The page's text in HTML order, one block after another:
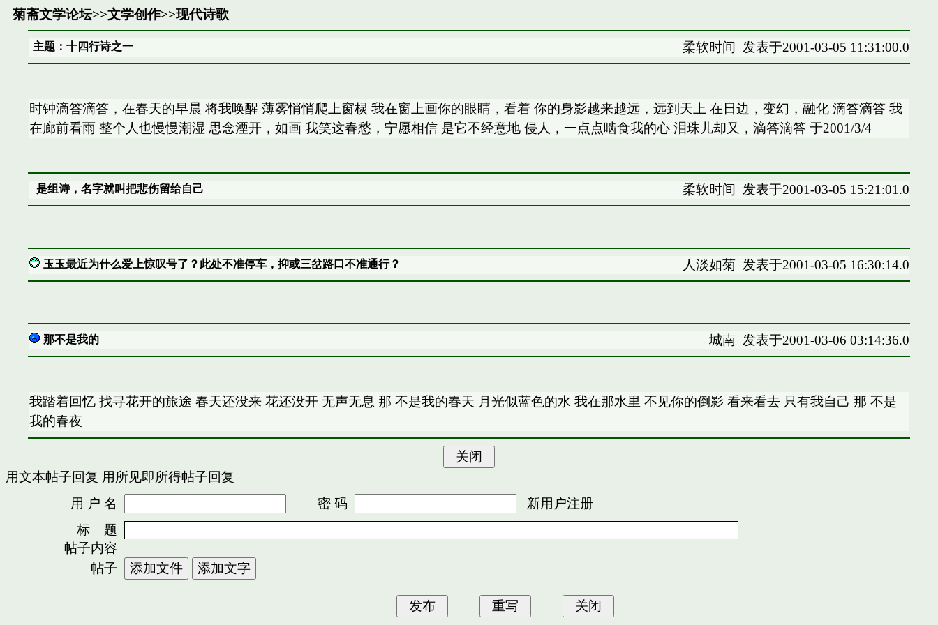
菊斋文学论坛>>文学创作>>现代诗歌
主题：十四行诗之一 柔软时间 发表于2001-03-05 11:31:00.0
时钟滴答滴答，在春天的早晨 将我唤醒 薄雾悄悄爬上窗棂 我在窗上画你的眼睛，看着 你的身影越来越远，远到天上 在日边，变幻，融化 滴答滴答 我
在廊前看雨 整个人也慢慢潮湿 思念湮开，如画 我笑这春愁，宁愿相信 是它不经意地 侵人，一点点啮食我的心 泪珠儿却又，滴答滴答 于2001/3/4
是组诗，名字就叫把悲伤留给自己 柔软时间 发表于2001-03-05 15:21:01.0
玉玉最近为什么爱上惊叹号了？此处不准停车，抑或三岔路口不准通行？ 人淡如菊发表于2001-03-05 16:30:14.0
那不是我的 城南发表于2001-03-06 03:14:36.0
我踏着回忆 找寻花开的旅途 春天还没来 花还没开 无声无息 那 不是我的春天 月光似蓝色的水 我在那水里 不见你的倒影 看来看去 只有我自己 那 不是
我的春夜
用文本帖子回复 用所见即所得帖子回复
用 户 名
密 码
新用户注册
标 题
帖子内容
帖子